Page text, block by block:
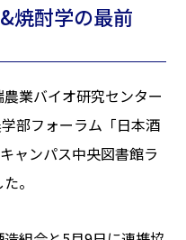
焼酎学の最前
業バイオ研究センター
部フォーラム「日本酒
ャンパス中央図書館ラ
。